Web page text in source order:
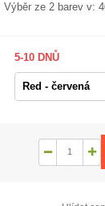
ze 2 barev v:
5-10 DNŮ